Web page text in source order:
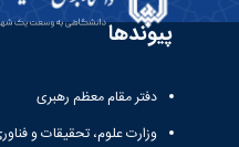
پیوندها
دفتر مقام معظم رهبری
وزارت علوم، تحقیقات و